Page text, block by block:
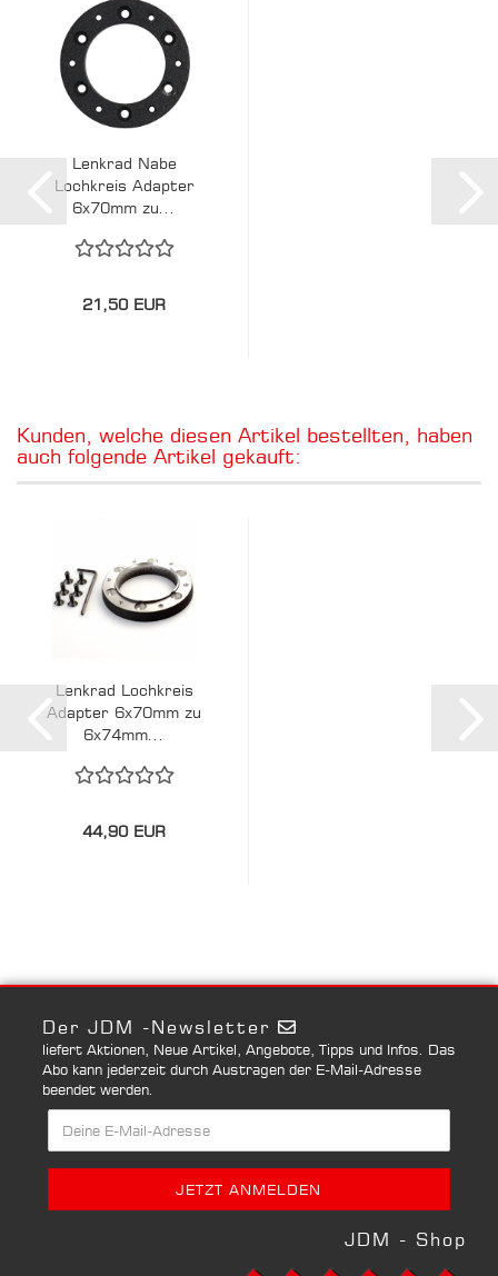
Lenkrad Nabe
Lochkreis Adapter
6x70mm zu...
21,50 EUR
Kunden, welche diesen Artikel bestellten, haben
auch folgende Artikel gekauft:
Lenkrad Lochkreis
Adapter 6x70mm zu
6x74mm...
44,90 EUR
Der JDM -Newsletter
liefert Aktionen, Neue Artikel, Angebote, Tipps und Infos. Das
Abo kann jederzeit durch Austragen der E-Mail-Adresse
beendet werden.
JDM - Shop